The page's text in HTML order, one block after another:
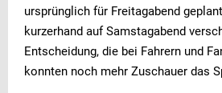
ursprünglich für Freitagabend
kurzerhand auf Samstagabend
Entscheidung, die bei Fahrern und
konnten noch mehr Zuschauer das